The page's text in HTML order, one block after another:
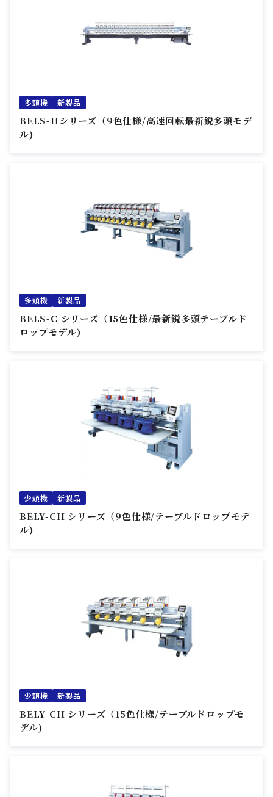
多頭機 新製品
BELS-Hシリーズ（9色仕様/高速回転最新鋭多頭モデ
ル)
多頭機 新製品
BELS-C シリーズ（15色仕様/最新鋭多頭テーブルド
ロップモデル)
少頭機 新製品
BELY-CII シリーズ（9色仕様/テーブルドロップモデ
ル)
少頭機 新製品
BELY-CII シリーズ（15色仕様/テーブルドロップモ
デル)